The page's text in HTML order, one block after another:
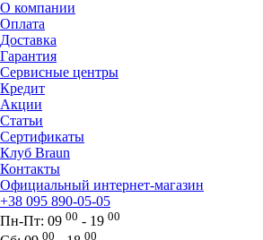
О компании
Оплата
Доставка
Гарантия
Сервисные центры
Кредит
Акции
Статьи
Сертификаты
Клуб Braun
Контакты
Официальный интернет-магазин
+38 095 890-05-05
Пн-Пт: 09 00 - 19 00
00 00